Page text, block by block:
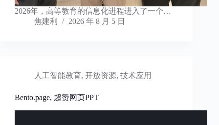
2026年，高等教育的信息化进程进入了一个…
焦建利
2026 年 8 月 5 日
人工智能教育, 开放资源, 技术应用
Bento.page, 超赞网页PPT